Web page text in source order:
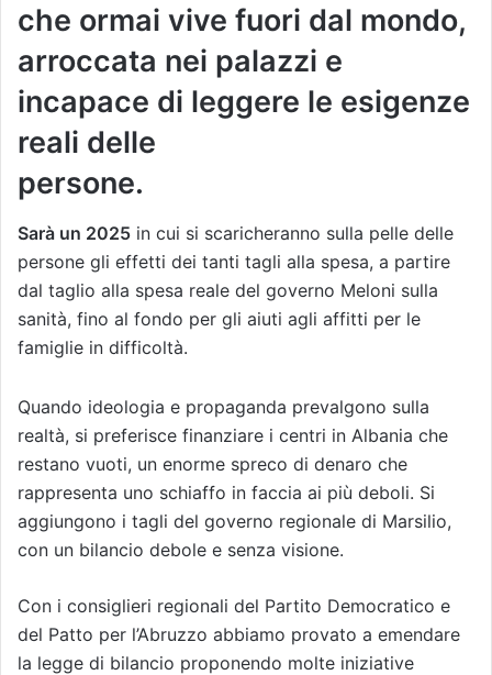
che ormai vive fuori dal mondo,
arroccata nei palazzi e
incapace di leggere le esigenze
reali delle
persone.
Sarà un 2025 in cui si scaricheranno sulla pelle delle
persone gli effetti dei tanti tagli alla spesa, a partire
dal taglio alla spesa reale del governo Meloni sulla
sanità, fino al fondo per gli aiuti agli affitti per le
famiglie in difficoltà.
Quando ideologia e propaganda prevalgono sulla
realtà, si preferisce finanziare i centri in Albania che
restano vuoti, un enorme spreco di denaro che
rappresenta uno schiaffo in faccia ai più deboli. Si
aggiungono i tagli del governo regionale di Marsilio,
con un bilancio debole e senza visione.
Con i consiglieri regionali del Partito Democratico e
del Patto per l’Abruzzo abbiamo provato a emendare
la legge di bilancio proponendo molte iniziative